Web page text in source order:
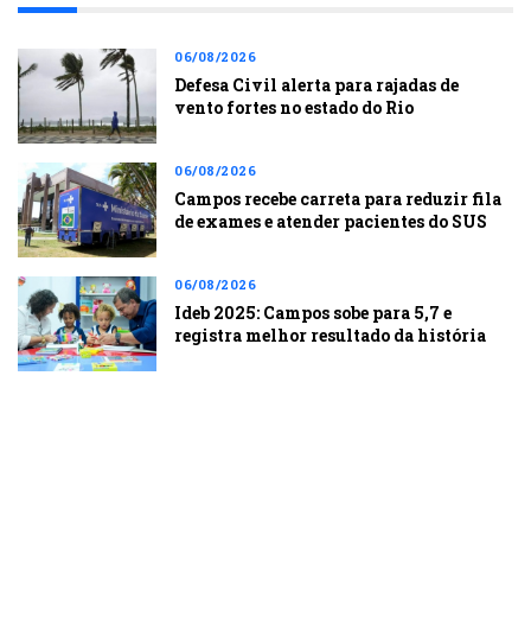
06/08/2026
Defesa Civil alerta para rajadas de
vento fortes no estado do Rio
06/08/2026
Campos recebe carreta para reduzir fila
de exames e atender pacientes do SUS
06/08/2026
Ideb 2025: Campos sobe para 5,7 e
registra melhor resultado da história